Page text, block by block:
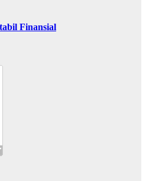
Finansial